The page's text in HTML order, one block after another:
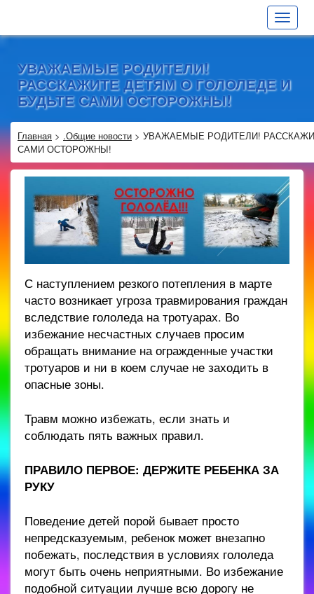
Toggle
УВАЖАЕМЫЕ РОДИТЕЛИ!
РАССКАЖИТЕ ДЕТЯМ О ГОЛОЛЕДЕ И
БУДЬТЕ САМИ ОСТОРОЖНЫ!
Главная > .Общие новости > УВАЖАЕМЫЕ РОДИТЕЛИ!
САМИ ОСТОРОЖНЫ!
С наступлением резкого потепления в марте
часто возникает угроза травмирования граждан
вследствие гололеда на тротуарах. Во
избежание несчастных случаев просим
обращать внимание на огражденные участки
тротуаров и ни в коем случае не заходить в
опасные зоны.
Травм можно избежать, если знать и
соблюдать пять важных правил.
ПРАВИЛО ПЕРВОЕ: ДЕРЖИТЕ РЕБЕНКА ЗА
РУКУ
Поведение детей порой бывает просто
непредсказуемым, ребенок может внезапно
побежать, последствия в условиях гололеда
могут быть очень неприятными. Во избежание
подобной ситуации лучше всю дорогу не